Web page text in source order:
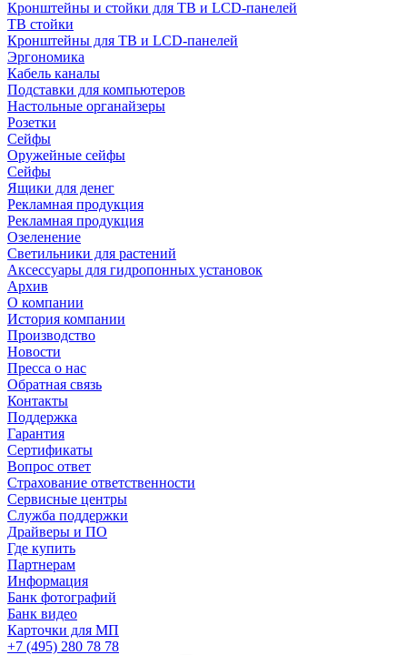
Кронштейны и стойки для ТВ и LCD-панелей
ТВ стойки
Кронштейны для ТВ и LCD-панелей
Эргономика
Кабель каналы
Подставки для компьютеров
Настольные органайзеры
Розетки
Сейфы
Оружейные сейфы
Сейфы
Ящики для денег
Рекламная продукция
Рекламная продукция
Озеленение
Светильники для растений
Аксессуары для гидропонных установок
Архив
О компании
История компании
Производство
Новости
Пресса о нас
Обратная связь
Контакты
Поддержка
Гарантия
Сертификаты
Вопрос ответ
Страхование ответственности
Сервисные центры
Служба поддержки
Драйверы и ПО
Где купить
Партнерам
Информация
Банк фотографий
Банк видео
Карточки для МП
+7 (495) 280 78 78